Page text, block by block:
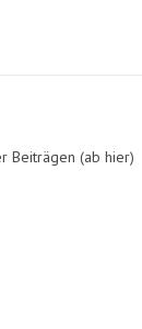
Beiträgen (ab hier)